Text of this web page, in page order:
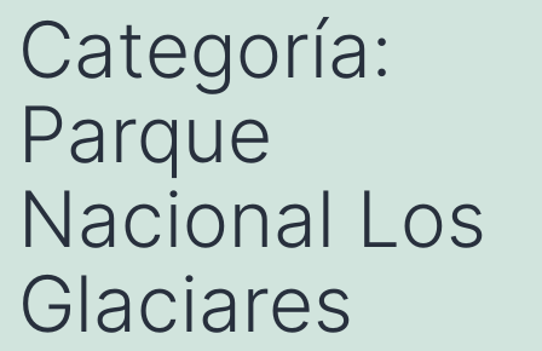
Categoría:
Parque
Nacional Los
Glaciares